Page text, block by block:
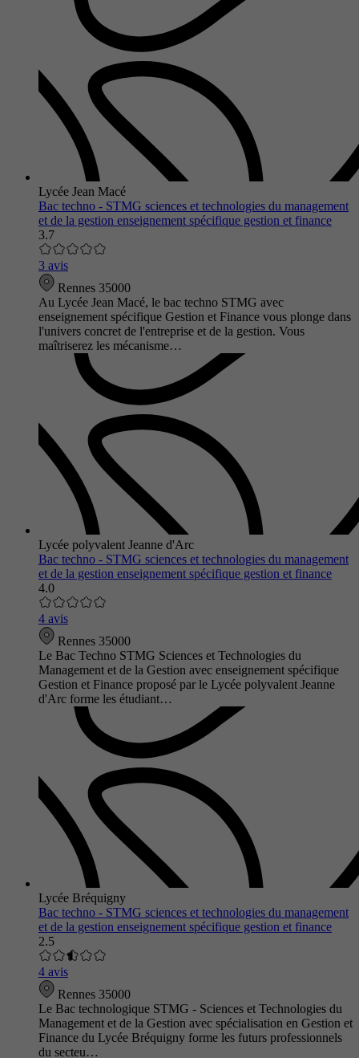
Lycée Jean Macé
Bac techno - STMG sciences et technologies du management
et de la gestion enseignement spécifique gestion et finance
3.7
3 avis
Rennes 35000
Au Lycée Jean Macé, le bac techno STMG avec
enseignement spécifique Gestion et Finance vous plonge dans
l'univers concret de l'entreprise et de la gestion. Vous
maîtriserez les mécanisme…
Lycée polyvalent Jeanne d'Arc
Bac techno - STMG sciences et technologies du management
et de la gestion enseignement spécifique gestion et finance
4.0
4 avis
Rennes 35000
Le Bac Techno STMG Sciences et Technologies du
Management et de la Gestion avec enseignement spécifique
Gestion et Finance proposé par le Lycée polyvalent Jeanne
d'Arc forme les étudiant…
Lycée Bréquigny
Bac techno - STMG sciences et technologies du management
et de la gestion enseignement spécifique gestion et finance
2.5
4 avis
Rennes 35000
Le Bac technologique STMG - Sciences et Technologies du
Management et de la Gestion avec spécialisation en Gestion et
Finance du Lycée Bréquigny forme les futurs professionnels
du secteu…